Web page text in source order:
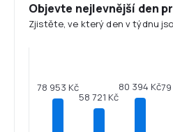
Objevte nejlevnější den
Zjistěte, ve který den v týdnu
78 953 Kč
58 721 Kč
80 394 Kč